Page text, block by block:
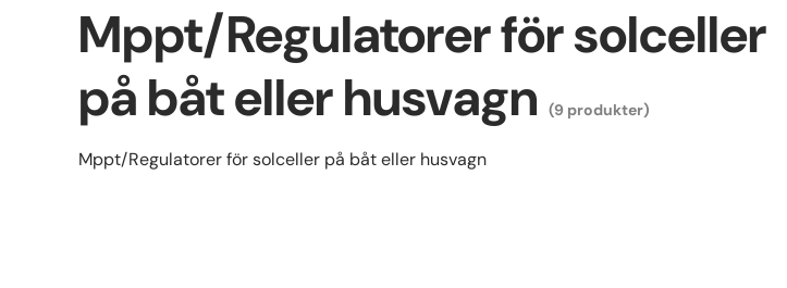
Mppt/Regulatorer för solceller
på båt eller husvagn
(9 produkter)
Mppt/Regulatorer för solceller på båt eller husvagn